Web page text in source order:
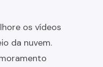
os vídeos
da nuvem.